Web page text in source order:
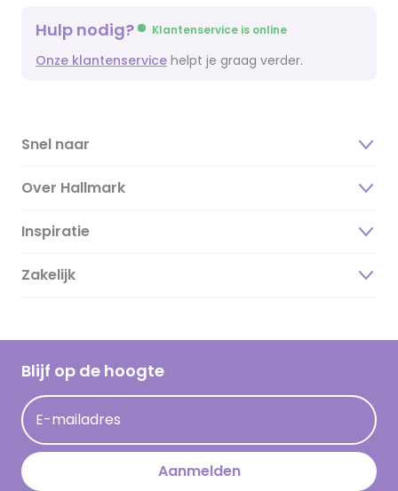
Hulp nodig? Klantenservice is online
Onze klantenservice helpt je graag verder.
Snel naar
Over Hallmark
Over ons
Duurzaamheid
Hallmark Kaartclub
Acties
Persberichten
Hallmark en Kinderpostzegels
Inspiratie
Magazine
Cadeau inspiratie
Kaartinspiratie
Zakelijk
Blijf op de hoogte
E-mailadres
Aanmelden